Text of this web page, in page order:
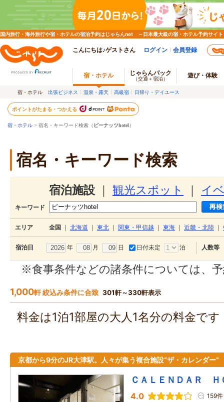
国内旅行・海外旅行や宿・ホテルの宿泊予約はじゃらんnet ～日本最大級の宿・ホテル予約サイト
こんにちは♪ゲストさん ログイン 会員登録
宿・ホテル じゃらんパック
（交通＋宿泊） 遊び・体験
宿・ホテル 出張ビジネス 温泉・露天 高級宿 日帰り・デイユース
ポイントがたまる・つかえる
宿・ホテル > 宿名・キーワード検索（ ピーナッツhotel）
宿名・キーワード検索
宿泊施設 観光スポット イ
キーワード
エリア 全国 北海道 東北 関東・甲信越 東海 近畿・北陸
宿泊日 年 月 日 日付未定 泊 人数等
※食事条件などの諸条件については、
1,000軒 絞込み条件に合致 301軒～330軒表示
料金は1泊1部屋の大人1名分の料金で
京都から9分のJR大津駅。人々が集う複合施設“ザ・カレンダー”
ＣＡＬＥＮＤＡＲ Ｈ
4.0 159件